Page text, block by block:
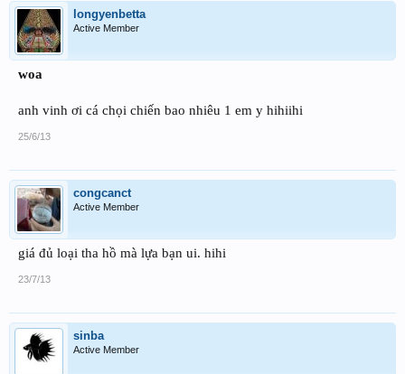
longyenbetta
Active Member
woa
anh vinh ơi cá chọi chiến bao nhiêu 1 em y hihiihi
25/6/13
congcanct
Active Member
giá đủ loại tha hồ mà lựa bạn ui. hihi
23/7/13
sinba
Active Member